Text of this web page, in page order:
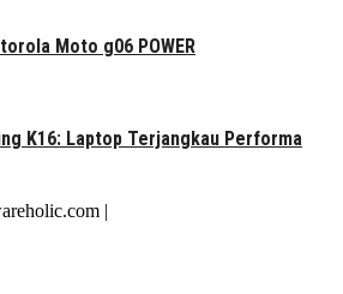
Moto g06 POWER
K16: Laptop Terjangkau Performa
|